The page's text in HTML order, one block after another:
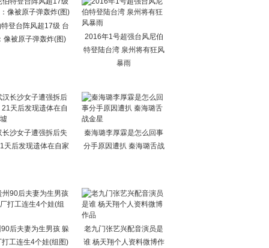
登台阵风超17级 台
像被原子弹轰炸(图)
2016年1号超强台风尼伯
特登陆台湾 泉州将有狂风
暴雨
长沙女子遭强拆后失
天后发现遗体在自家
秦海璐李厚霖是怎么回事
分手原因遭扒 秦海璐舌战
后夫妻为生男孩 躲
打工连生4个娃(组图)
老九门张艺兴配音演员是
谁 杨天翔个人资料微博作